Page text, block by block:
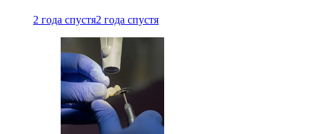
2 года спустя2 года спустя